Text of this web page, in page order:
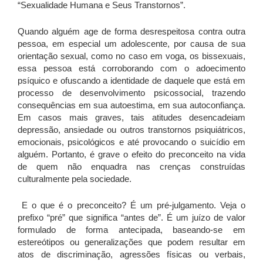
“Sexualidade Humana e Seus Transtornos”.
Quando alguém age de forma desrespeitosa contra outra
pessoa, em especial um adolescente, por causa de sua
orientação sexual, como no caso em voga, os bissexuais,
essa pessoa está corroborando com o adoecimento
psíquico e ofuscando a identidade de daquele que está em
processo de desenvolvimento psicossocial, trazendo
consequências em sua autoestima, em sua autoconfiança.
Em casos mais graves, tais atitudes desencadeiam
depressão, ansiedade ou outros transtornos psiquiátricos,
emocionais, psicológicos e até provocando o suicídio em
alguém. Portanto, é grave o efeito do preconceito na vida
de quem não enquadra nas crenças construídas
culturalmente pela sociedade.
E o que é o preconceito? É um pré-julgamento. Veja o
prefixo “pré” que significa “antes de”. É um juízo de valor
formulado de forma antecipada, baseando-se em
estereótipos ou generalizações que podem resultar em
atos de discriminação, agressões físicas ou verbais,